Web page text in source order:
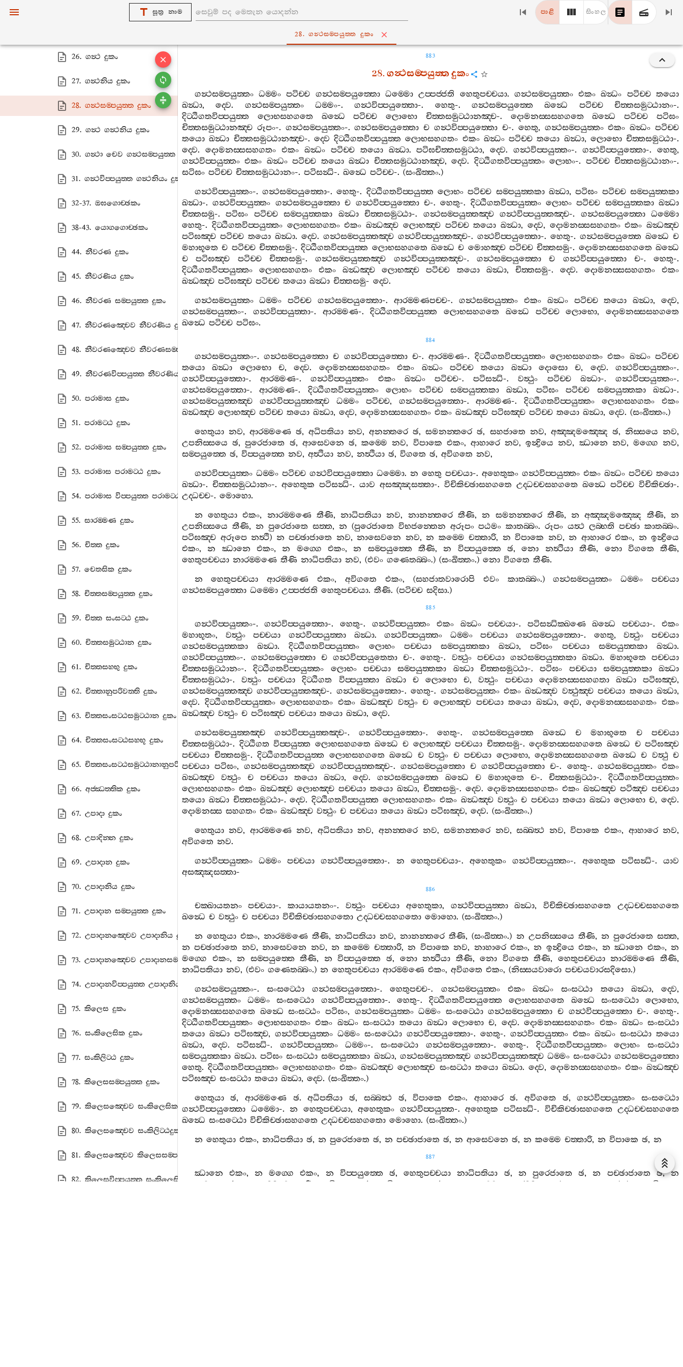
සූත්‍ර නාම පාළි සිංහල
28. ගන්‍ථසම‍්පයුත‍්ත දුකං
24. සඤ‍්ඤොජනඤ‍්චෙව සඤ‍්ඤොජන සම‍්පයුත‍්ත දුකං
26. ගන්‍ථ දුකං
27. ගන්‍ථනිය දුකං
28. ගන්‍ථසම‍්පයුත‍්ත දුකං
29. ගන්‍ථ ගන්‍ථනිය දුකං
30. ගන්‍ථා චෙව ගන්‍ථසම‍්පයුත‍්ත දුකං
31. ගන්‍ථවිප‍්පයුත‍්ත ගන්‍ථනියං දුකං
32-37. ඔඝගොච‍්ඡකං
38-43. යොගගොච‍්ඡකං
44. නීවරණ දුකං
45. නීවරණිය දුකං
46. නීවරණ සම‍්පයුත‍්ත දුකං
47. නීවරණඤ‍්චෙව නීවරණිය දුකං
48. නීවරණඤ‍්චෙව නීවරණසම‍්පයුත‍්ත දුකං
49. නීවරණවිප‍්පයුත‍්ත නීවරණිය දුකං
50. පරාමාස දුකං
51. පරාමට‍්ඨ දුකං
52. පරාමාස සම‍්පයුත‍්ත දුකං
53. පරාමාස පරාමට‍්ඨ දුකං
54. පරාමාස විප‍්පයුත‍්ත පරාමට‍්ඨ දුකං
55. සාරම‍්මණ දුකං
56. චිත‍්ත දුකං
57. චෙතසික දුකං
58. චිත‍්තසම‍්පයුත‍්ත දුකං
59. චිත‍්ත සංසට‍්ඨ දුකං
60. චිත‍්තසමුට‍්ඨාන දුකං
61. චිත‍්තසහභු දුකං
62. චිත‍්තානුපරිවත‍්ති දුකං
63. චිත‍්තසංසට‍්ඨසමුට‍්ඨාන දුකං
64. චිත‍්තසංසට‍්ඨසහභූ දුකං
65. චිත‍්තසංසට‍්ඨසමුට‍්ඨානානුපරිවත‍්ති දුකං
66. අජ‍්ඣත‍්තික දුකං
67. උපාදා දුකං
68. උපාදින‍්න දුකං
69. උපාදාන දුකං
70. උපාදානිය දුකං
71. උපාදාන සම‍්පයුත‍්ත දුකං
72. උපාදානඤ‍්චෙව උපාදානිය දුකං
73. උපාදානඤ‍්චෙව උපාදානසම‍්පයුත‍්ත දුකං
74. උපාදානවිප‍්පයුත‍්ත උපාදානිය දුකං
75. කිලෙස දුකං
76. සංකිලෙසික දුකං
77. සංකිලිට‍්ඨ දුකං
78. කිලෙසසම‍්පයුත‍්ත දුකං
79. කිලෙසඤ‍්චෙව සංකිලෙසික දුකං
80. කිලෙසඤ‍්චෙව සංකිලිට‍්ඨදුකං
81. කිලෙසඤ‍්චෙව කිලෙසසම‍්පයුත‍්ත දුකං
82. කිලෙසවිප‍්පයුත‍්ත සංකිලෙසික දුකං
883
28.ගන්‍ථසම‍්පයුත‍්තදුකං
ගන්‍ථසම‍්පයුත‍්තං ධම‍්මං පටිච‍්ච ගන්‍ථසම‍්පයුත‍්තො ධම‍්මො උප‍්පජ‍්ජති හෙතුපච‍්චයා. ගන්‍ථසම‍්පයුත‍්තං එකං ඛන්‍ධං පටිච‍්ච තයො
ඛන්‍ධා,ද‍්වෙ. ගන්‍ථසම‍්පයුත‍්තං ධම‍්මං-.ගන්‍ථවිප‍්පයුත‍්තො-. හෙතු-.ගන්‍ථසම‍්පයුත‍්තෙ ඛන්‍ධෙ පටිච‍්ච චිත‍්තසමුට‍්ඨානං-.
දිට‍්ඨිගතවිප‍්පයුත‍්ත
ලොභසහගතෙ ඛන්‍ධෙ පටිච‍්ච ලොභො චිත‍්තසමුට‍්ඨානඤ‍්ච-. දොමනස‍්සසහගතෙ ඛන්‍ධෙ පටිච‍්ච
පටිඝං
චිත‍්තසමුට‍්ඨානඤ‍්ච රූපං-. ගන්‍ථසම‍්පයුත‍්තං-.ගන්‍ථසම‍්පයුත‍්තො ච ගන්‍ථවිප‍්පයුත‍්තො ච-. හෙතු, ගන්‍ථසම‍්පයුත‍්තං එකං ඛන්‍ධං පටිච‍්ච
තයො ඛන්‍ධා චිත‍්තසමුට‍්ඨානඤ‍්ච-. ද‍්වෙ දිට‍්ඨිගතවිප‍්පයුත‍්ත ලොභසහගතං එකං ඛන්‍ධං පටිච‍්ච තයො ඛන්‍ධා, ලොභො චිත‍්තසමුට‍්ඨා-.
ද‍්වෙ. දොමනස‍්සසහගතං එකං ඛන්‍ධං පටිච‍්ච තයො ඛන්‍ධා.පටිඝචිත‍්තසමුට‍්ඨා,ද‍්වෙ.ගන්‍ථවිප‍්පයුත‍්තං-.ගන්‍ථවිප‍්පයුත‍්තො-.හෙතු,
ගන්‍ථවිප‍්පයුත‍්තං එකං ඛන්‍ධං පටිච‍්ච තයො ඛන්‍ධා චිත‍්තසමුට‍්ඨානඤ‍්ච,ද‍්වෙ. දිට‍්ඨිගතවිප‍්පයුත‍්තං ලොභං-. පටිච‍්ච චිත‍්තසමුට‍්ඨානං-.
සටිඝං පටිච‍්ච චිත‍්තසමුට‍්ඨානං-. පටිසන්‍ධි-. ඛන්‍ධෙ පටිච‍්ච-. (සංඛිත‍්තං.)
ගන්‍ථවිප‍්පයුත‍්තං-. ගන්‍ථසම‍්පයුත‍්තො-.හෙතු-. දිට‍්ඨිගතවිප‍්පයුත‍්ත ලොභං පටිච‍්ච සම‍්පයුත‍්තකා ඛන්‍ධා,පටිඝං පටිච‍්ච සම‍්පයුත‍්තකා
ඛන්‍ධා-.ගන්‍ථවිප‍්පයුත‍්තං ගන්‍ථසම‍්පයුත‍්තො ච ගන්‍ථවිප‍්පයුත‍්තො ච-.හෙතු-. දිට‍්ඨිගතවිප‍්පයුත‍්තං ලොභං පටිච‍්ච සම‍්පයුත‍්තකා ඛන්‍ධා
චිත‍්තසමු-.පටිඝං පටිච‍්ච සම‍්පයුත‍්තකා ඛන්‍ධා චිත‍්තසමුට‍්ඨා-. ගන්‍ථසම‍්පයුත‍්තඤ‍්ච ගන්‍ථවිප‍්පයුත‍්තඤ‍්ච-. ගන්‍ථසම‍්පයුත‍්තො
ධම‍්මො
හෙතු-. දිට‍්ඨිගතවිප‍්පයුත‍්තං ලොභසහගතං එකං ඛන්‍ධඤ‍්ච ලොභඤ‍්ච පටිච‍්ච තයො ඛන්‍ධා, ද‍්වෙ, දොමනස‍්සසහගතං එකං ඛන්‍ධඤ‍්ච
පටිඝඤ‍්ච පටිච‍්ච තයො ඛන්‍ධා. ද‍්වෙ. ගන්‍ථසම‍්පයුත‍්තඤ‍්ච ගන්‍ථවිප‍්පයුත‍්තඤ‍්ච-. ගන්‍ථවිප‍්පයුත‍්තො-. හෙතු-. ගන්‍ථසම‍්පයුත‍්තෙ ඛන්‍ධෙ ච
මහාභූතෙ ච පටිච‍්ච චිත‍්තසමු-.දිට‍්ඨිගතවිප‍්පයුත‍්ත ලොභසහගතෙ ඛන්‍ධෙ ච මොහඤ‍්ච පටිච‍්ච චිත‍්තසමු-. දොමනස‍්සසහගතෙ ඛන්‍ධෙ
ච
පටිඝඤ‍්ච පටිච‍්ච චිත‍්තසමු-.ගන්‍ථසම‍්පයුත‍්තඤ‍්ච ගන්‍ථවිප‍්පයුත‍්තඤ‍්ච-. ගන්‍ථසම‍්පයුත‍්තො ච ගන්‍ථවිප‍්පයුත‍්තො ච-.හෙතු-.
දිට‍්ඨිගතවිප‍්පයුත‍්තං
ලොභසහගතං එකං ඛන්‍ධඤ‍්ච ලොභඤ‍්ච පටිච‍්ච තයො ඛන්‍ධා, චිත‍්තසමු-. ද‍්වෙ. දොමනස‍්සසහගතං
එකං
ඛන්‍ධඤ‍්ච පටිඝඤ‍්ච පටිච‍්ච තයො ඛන්‍ධා චිත‍්තසමු- ද‍්වෙ.
ගන්‍ථසම‍්පයුත‍්තං
ධම‍්මං පටිච‍්ච ගන්‍ථසම‍්පයුත‍්තො-.ආරම‍්මණපච‍්ච-. ගන්‍ථසම‍්පයුත‍්තං එකං ඛන්‍ධං පටිච‍්ච තයො ඛන්‍ධා,ද‍්වෙ,
ගන්‍ථසම‍්පයුත‍්තං-. ගන්‍ථවිප‍්පයුත‍්තා-. ආරම‍්මණ-.දිට‍්ඨිගතවිප‍්පයුත‍්ත ලොභසහගතෙ ඛන්‍ධෙ පටිච‍්ච ලොභො, දොමනස‍්සසහගතෙ
ඛන්‍ධෙ පටිච‍්ච පටිඝං.
884
ගන්‍ථසම‍්පයුත‍්තං-. ගන්‍ථසම‍්පයුත‍්තො ච ගන්‍ථවිප‍්පයුත‍්තො ච-.ආරම‍්මණ-. දිට‍්ඨිගතවිප‍්පයුත‍්තං ලොභසහගතං එකං ඛන්‍ධං පටිච‍්ච
තයො
ඛන්‍ධා ලොභො ච,ද‍්වෙ. දොමනස‍්සසහගතං එකං ඛන්‍ධං පටිච‍්ච තයො ඛන්‍ධා දොසො ච, ද‍්වෙ.ගන්‍ථවිප‍්පයුත‍්තං-.
ගන්‍ථවිප‍්පයුත‍්තො-.ආරම‍්මණ-.ගන්‍ථවිප‍්පයුත‍්තං එකං ඛන්‍ධං පටිච‍්ච-.පටිසන්‍ධි-.වත්‍ථුං පටිච‍්ච ඛන්‍ධා-.ගන්‍ථවිප‍්පයුත‍්තං-.
ගන්‍ථසම‍්පයුත‍්තො-.ආරම‍්මණ-. දිට‍්ඨිගතවිප‍්පයුත‍්තං ලොභං පටිච‍්ච සම‍්පයුත‍්තකා ඛන්‍ධා, පටිඝං පටිච‍්ච සම‍්පයුත‍්තකා ඛන්‍ධා-.
ගන්‍ථසම‍්පයුත‍්තඤ‍්ච
ගන්‍ථවිප‍්පයුත‍්තඤ‍්ච ධම‍්මං පටිච‍්ච, ගන්‍ථසම‍්පයුත‍්තො-.ආරම‍්මණ-.දිට‍්ඨිගතවිප‍්පයුත‍්තං ලොභසහගතං
එකං
ඛන්‍ධඤ‍්ච ලොභඤ‍්ච පටිච‍්ච තයො ඛන්‍ධා, ද‍්වෙ, දොමනස‍්සසහගතං එකං ඛන්‍ධඤ‍්ච පටිඝඤ‍්ච පටිච‍්ච තයො ඛන්‍ධා, ද‍්වෙ. (සංඛිත‍්තං.)
හෙතුයා නව, ආරම‍්මණෙ ඡ, අධිපතියා නව,අනන‍්තරෙ ඡ,සමනන‍්තරෙ ඡ, සහජාතෙ නව, අඤ‍්ඤමඤ‍්ඤෙ ඡ, නිස‍්සයෙ නව,
උපනිස‍්සයෙ ඡ,පුරෙජාතෙ ඡ, ආසෙවනෙ ඡ,කම‍්මෙ නව, විපාකෙ එකං, ආහාරෙ නව,ඉන්‍ද්‍රියෙ නව, ඣානෙ නව, මග‍්ගෙ නව,
සම‍්පයුත‍්තෙ ඡ, විප‍්පයුත‍්තෙ නව, අත්‍ථියා නව, නත්‍ථියා ඡ, විගතෙ ඡ, අවිගතෙ නව,
ගන්‍ථවිප‍්පයුත‍්තං ධම‍්මං පටිච‍්ච ගන්‍ථවිප‍්පයුත‍්තො ධම‍්මො. න හෙතු පච‍්චයා-. අහෙතුකං ගන්‍ථවිප‍්පයුත‍්තං එකං ඛන්‍ධං පටිච‍්ච තයො
ඛන්‍ධා-. චිත‍්තසමුට‍්ඨානං-. අහෙතුක පටිසන්‍ධි-. යාව අසඤ‍්ඤසත‍්තා-. විචිකිච‍්ඡාසහගතෙ උද‍්ධච‍්චසහගතෙ ඛන්‍ධෙ පටිච‍්ච විචිකිච‍්ඡා-.
උද‍්ධච‍්ච-. මොහො.
න හෙතුයා එකං, නාරම‍්මණෙ තීණි,නාධිපතියා නව, නානන‍්තරෙ තීණි,න සමනන‍්තරෙ තීණි,න අඤ‍්ඤමඤ‍්ඤෙ තීණි,න
උපනිස‍්සයෙ තීණි, න පුරෙජාතෙ සත‍්ත, න (පුරෙජාතෙ විභජන‍්තෙන අරූපං පඨමං කාතබ‍්බං.රූපං යත්‍ථ ලබ‍්භති පච‍්ඡා කාතබ‍්බං.
පටිඝඤ‍්ච අරූපෙ නත්‍ථි) න පච‍්ඡාජාතෙ නව, නාසෙවනෙ නව, න කම‍්මෙ චත‍්තාරි, න විපාකෙ නව, න ආහාරෙ එකං, න ඉන්‍ද්‍රියෙ
එකං,න ඣානෙ එකං,න මග‍්ගෙ එකං,න සම‍්පයුත‍්තෙ තීණි,න විප‍්පයුත‍්තෙ ඡ,නො නත්‍ථියා තීණි, නො විගතෙ තීණි,
හෙතුපච‍්චයා නාරම‍්මණෙ තීණි නාධිපතියා නව, (එවං ගණෙතබ‍්බං.) (සංඛිත‍්තං.) නො විගතෙ තීණි.
න
හෙතුපච‍්චයා ආරම‍්මණෙ එකං,අවිගතෙ එකං, (සහජාතවාරොපි එවං කාතබ‍්බං.)ගන්‍ථසම‍්පයුත‍්තං ධම‍්මං
පච‍්චයා
ගන්‍ථසම‍්පයුත‍්තො ධම‍්මො උප‍්පජ‍්ජති හෙතුපච‍්චයා. තීණි. (පටිච‍්ච සදිසා.)
885
ගන්‍ථවිප‍්පයුත‍්තං-.ගන්‍ථවිප‍්පයුත‍්තො-.හෙතු-.ගන්‍ථවිප‍්පයුත‍්තං එකං ඛන්‍ධං පච‍්චයා-. පටිසන්‍ධික‍්ඛණෙ ඛන්‍ධෙ පච‍්චයා-.එකං
මහාභූතං, වත්‍ථුං පච‍්චයා ගන්‍ථවිප‍්පයුත‍්තා ඛන්‍ධා.ගන්‍ථවිප‍්පයුත‍්තං ධම‍්මං පච‍්චයා ගන්‍ථසම‍්පයුත‍්තො-. හෙතු,වත්‍ථුං
පච‍්චයා
ගන්‍ථසම‍්පයුත‍්තකා
ඛන්‍ධා.දිට‍්ඨිගතවිප‍්පයුත‍්තං ලොභං පච‍්චයා සම‍්පයුත‍්තකා ඛන්‍ධා,පටිඝං පච‍්චයා සම‍්පයුත‍්තකා ඛන්‍ධා.
ගන්‍ථවිප‍්පයුත‍්තං-.ගන්‍ථසම‍්පයුත‍්තො ච ගන්‍ථවිප‍්පයුතෙතා ච-.හෙතු-. වත්‍ථුං පච‍්චයා ගන්‍ථසම‍්පයුත‍්තකා ඛන්‍ධා. මහාභූතෙ
පච‍්චයා
චිත‍්තසමුට‍්ඨානං-.දිට‍්ඨිගතවිප‍්පයුත‍්තං ලොභං පච‍්චයා සම‍්පයුත‍්තකා ඛන්‍ධා චිත‍්තසමුට‍්ඨා-.පටිඝං පච‍්චයා සම‍්පයුත‍්තකා
ඛන්‍ධා
චිත‍්තසමුට‍්ඨා-.වත්‍ථුං පච‍්චයා දිට‍්ඨිගත විප‍්පයුත‍්තා ඛන්‍ධා ච ලොභො ච,වත්‍ථුං පච‍්චයා දොමනස‍්සසහගතා ඛන්‍ධා පටිඝඤ‍්ච,
ගන්‍ථසම‍්පයුත‍්තඤ‍්ච ගන්‍ථවිප‍්පයුත‍්තඤ‍්ච-. ගන්‍ථසම‍්පයුත‍්තො-.හෙතු-. ගන්‍ථසම‍්පයුත‍්තං එකං ඛන්‍ධඤ‍්ච වත්‍ථුඤ‍්ච පච‍්චයා තයො ඛන්‍ධා,
ද‍්වෙ. දිට‍්ඨිගතවිප‍්පයුත‍්තං ලොභසහගතං එකං ඛන්‍ධඤ‍්ච වත්‍ථුං ච ලොභඤ‍්ච පච‍්චයා තයො ඛන්‍ධා, ද‍්වෙ,දොමනස‍්සසහගතං එකං
ඛන්‍ධඤ‍්ච වත්‍ථුං ච පටිඝඤ‍්ච පච‍්චයා තයො ඛන්‍ධා, ද‍්වෙ.
ගන්‍ථසම‍්පයුත‍්තඤ‍්ච
ගන්‍ථවිප‍්පයුත‍්තඤ‍්ච-.ගන්‍ථවිප‍්පයුත‍්තො-.හෙතු-. ගන්‍ථසම‍්පයුත‍්තෙ ඛන්‍ධෙ ච මහාභූතෙ ච
පච‍්චයා
චිත‍්තසමුට‍්ඨා-. දිට‍්ඨිගත විප‍්පයුත‍්ත ලොභසහගතෙ ඛන්‍ධෙ ච ලොභඤ‍්ච පච‍්චයා චිත‍්තසමු-.දොමනස‍්සසහගතෙ ඛන්‍ධෙ ච පටිඝඤ‍්ච
පච‍්චයා චිත‍්තසමු-. දිට‍්ඨිගතවිප‍්පයුත‍්ත ලොභසහගතෙ ඛන්‍ධෙ ච වත්‍ථුං ච පච‍්චයා ලොභො, දොමනස‍්සසහගතෙ ඛන්‍ධෙ ච වත්‍ථු ච
පච‍්චයා පටිඝං,ගන්‍ථසම‍්පයුත‍්තඤ‍්ච ගන්‍ථවිප‍්පයුත‍්තඤ‍්ච-. ගන්‍ථසම‍්පයුත‍්තො ච ගන්‍ථවිප‍්පයුත‍්තො ච-. හෙතු-. ගන්‍ථසම‍්පයුත‍්තං එකං
ඛන්‍ධඤ‍්ච
වත්‍ථුං ච පච‍්චයා තයො ඛන්‍ධා, ද‍්වෙ. ගන්‍ථසම‍්පයුත‍්තෙ ඛන්‍ධෙ ච මහාභූතෙ ච-. චිත‍්තසමුට‍්ඨා-. දිට‍්ඨිගතවිප‍්පයුත‍්තං
ලොභසහගතං එකං ඛන්‍ධඤ‍්ච ලොභඤ‍්ච පච‍්චයා තයො ඛන්‍ධා, චිත‍්තසමු-. ද‍්වෙ. දොමනස‍්සසහගතං එකං ඛන්‍ධඤ‍්ච පටිඤ‍්ච පච‍්චයා
තයො ඛන්‍ධා චිත‍්තසමුට‍්ඨා-.ද‍්වෙ.දිට‍්ඨිගතවිප‍්පයුත‍්ත ලොභසහගතං එකං ඛන්‍ධඤ‍්ච වත්‍ථුං ච පච‍්චයා තයො ඛන්‍ධා ලොභො ච,ද‍්වෙ.
දොමනස‍්ස සහගතං එකං ඛන්‍ධඤ‍්ච වත්‍ථුං ච පච‍්චයා තයො ඛන්‍ධා පටිඝඤ‍්ච, ද‍්වෙ. (සංඛිත‍්තං.)
හෙතුයා නව, ආරම‍්මණෙ නව, අධිපතියා නව, අනන‍්තරෙ නව,සමනන‍්තරෙ නව,සබ‍්බත්‍ථ නව,විපාකෙ එකං, ආහාරෙ නව,
අවිගතෙ නව.
ගන්‍ථවිප‍්පයුත‍්තං
ධම‍්මං පච‍්චයා ගන්‍ථවිප‍්පයුත‍්තො-. න හෙතුපච‍්චයා-.අහෙතුකං ගන්‍ථවිප‍්පයුත‍්තං-. අහෙතුක පටිසන්‍ධි-.යාව
අසඤ‍්ඤසත‍්තා-
886
චක‍්ඛායතනං පච‍්චයා-.කායායතනං-.වත්‍ථුං පච‍්චයා අහෙතුකා, ගන්‍ථවිප‍්පයුත‍්තා ඛන්‍ධා,විචිකිච‍්ඡාසහගතෙ
උද‍්ධච‍්චසහගතෙ
ඛන්‍ධෙ ච වත්‍ථුං ච පච‍්චයා විචිකිච‍්ඡාසහගතො උද‍්ධච‍්චසහගතො මොහො. (සංඛිත‍්තං.)
න හෙතුයා එකං, නාරම‍්මණෙ තීණි,නාධිපතියා නව,නානන‍්තරෙ තීණි, (සංඛිත‍්තං.) න උපනිස‍්සයෙ තීණි, න පුරෙජාතෙ සත‍්ත,
න පච‍්ඡාජාතෙ නව,නාසෙවනෙ නව,න කම‍්මෙ චත‍්තාරි,න විපාකෙ නව, නාහාරෙ එකං,න ඉන්‍ද්‍රියෙ එකං, න ඣානෙ එකං,න
මග‍්ගෙ
එකං,න සම‍්පයුත‍්තෙ තීණි, න විප‍්පයුත‍්තෙ ඡ, නො නත්‍ථියා තීණි,නො විගතෙ තීණි, හෙතුපච‍්චයා නාරම‍්මණෙ තීණි,
නාධිපතියා නව, (එවං ගණෙතබ‍්බං.) න හෙතුපච‍්චයා ආරම‍්මණෙ එකං, අවිගතෙ එකං, (නිස‍්සයවාරො පච‍්චයවාරසදිසො.)
ගන්‍ථසම‍්පයුත‍්තං-. සංසට‍්ඨො ගන්‍ථසම‍්පයුත‍්තො-.හෙතුපච‍්ච-. ගන්‍ථසම‍්පයුත‍්තං එකං ඛන්‍ධං සංසට‍්ඨා තයො ඛන්‍ධා,ද‍්වෙ,
ගන්‍ථසම‍්පයුත‍්තං
ධම‍්මං සංසට‍්ඨො ගන්‍ථවිප‍්පයුත‍්තො-. හෙතු-.දිට‍්ඨිගතවිප‍්පයුත‍්තෙ ලොභසහගතෙ ඛන්‍ධෙ සංසට‍්ඨො ලොභො,
දොමනස‍්සසහගතෙ ඛන්‍ධෙ සංසට‍්ඨං පටිඝං, ගන්‍ථසම‍්පයුත‍්තං ධම‍්මං සංසට‍්ඨො ගන්‍ථසම‍්පයුත‍්තො ච ගන්‍ථවිප‍්පයුත‍්තො ච-.හෙතු-.
දිට‍්ඨිගතවිප‍්පයුත‍්තං ලොභසහගතං එකං ඛන්‍ධං සංසට‍්ඨා තයො ඛන්‍ධා ලොභො ච, ද‍්වෙ.දොමනස‍්සසහගතං එකං ඛන්‍ධං සංසට‍්ඨා
තයො ඛන්‍ධා පටිඝඤ‍්ච, ගන්‍ථවිප‍්පයුත‍්තං ධම‍්මං සංසට‍්ඨො ගන්‍ථවිප‍්පයුත‍්තො-. හෙතු-. ගන්‍ථවිප‍්පයුත‍්තං එකං ඛන්‍ධං සංසට‍්ඨා තයො
ඛන්‍ධා, ද‍්වෙ.පටිසන්‍ධි-. ගන්‍ථවිප‍්පයුත‍්තං ධම‍්මං-.සංසට‍්ඨො ගන්‍ථසම‍්පයුත‍්තො-.හෙතු-. දිට‍්ඨිගතවිප‍්පයුත‍්තං ලොභං
සංසට‍්ඨා
සම‍්පයුත‍්තකා ඛන්‍ධා.පටිඝං සංසට‍්ඨා සම‍්පයුත‍්තකා ඛන්‍ධා, ගන්‍ථසම‍්පයුත‍්තඤ‍්ච ගන්‍ථවිප‍්පයුත‍්තඤ‍්ච ධම‍්මං සංසට‍්ඨො ගන්‍ථසම‍්පයුත‍්තො
හෙතු.දිට‍්ඨිගතවිප‍්පයුත‍්තං ලොභසහගතං එකං ඛන්‍ධඤ‍්ච ලොභඤ‍්ච සංසට‍්ඨා තයො ඛන්‍ධා. ද‍්වෙ, දොමනස‍්සසහගතං එකං ඛන්‍ධඤ‍්ච
පටිඝඤ‍්ච සංසට‍්ඨා තයො ඛන්‍ධා, ද‍්වෙ. (සංඛිත‍්තං.)
හෙතුයා
ඡ,ආරම‍්මණෙ ඡ.අධිපතියා ඡ, සබ‍්බත්‍ථ ඡ,විපාකෙ එකං. ආහාරෙ ඡ.අවිගතෙ ඡ,ගන්‍ථවිප‍්පයුත‍්තං
සංසට‍්ඨො
ගන්‍ථවිප‍්පයුත‍්තො ධම‍්මො-.න හෙතුපච‍්චයා,අහෙතුකං ගන්‍ථවිප‍්පයුත‍්ත-.අහෙතුක පටිසන්‍ධි-. විචිකිච‍්ඡාසහගතෙ උද‍්ධච‍්චසහගතෙ
ඛන්‍ධෙ සංසට‍්ඨො විචිකිච‍්ඡාසහගතෙ උද‍්ධච‍්චසහගතො මොහො. (සංඛිත‍්තං.)
න හෙතුයා එකං, නාධිපතියා ඡ, න පුරෙජාතෙ ඡ, න පච‍්ඡාජාතෙ ඡ, න ආසෙවනෙ ඡ, න කම‍්මෙ චත‍්තාරි, න විපාකෙ ඡ, න
887
ඣානෙ එකං,න මග‍්ගෙ එකං, න විප‍්පයුත‍්තෙ ඡ,හෙතුපච‍්චයා නාධිපතියා ඡ, න පුරෙජාතෙ ඡ,න පච‍්ඡාජාතෙ ඡ,න
ආසෙවනෙ
ඡ කම‍්මෙ චත‍්තාරි, විපාකෙ ඡ විප‍්පයුත‍්තෙ ඡ හෙතුපච‍්චයා ආරම‍්මණෙ එකං අනන‍්තරෙ එකං
අවිගතෙ